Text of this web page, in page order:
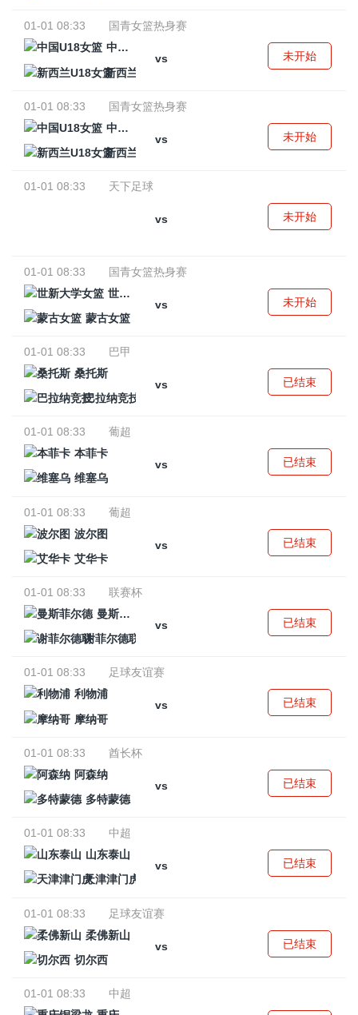
01-01 08:33
国青女篮热身赛
中国U18女篮
vs
新西兰U18女篮
未开始
01-01 08:33
国青女篮热身赛
中国U18女篮
vs
新西兰U18女篮
未开始
01-01 08:33 天下足球
vs 未开始
01-01 08:33
国青女篮热身赛
世新大学女篮
vs
蒙古女篮
未开始
01-01 08:33
巴甲
桑托斯
vs
巴拉纳竞技
已结束
01-01 08:33
葡超
本菲卡
vs
维塞乌
已结束
01-01 08:33
葡超
波尔图
vs
艾华卡
已结束
01-01 08:33
联赛杯
曼斯菲尔德
vs
谢菲尔德联
已结束
01-01 08:33
足球友谊赛
利物浦
vs
摩纳哥
已结束
01-01 08:33
酋长杯
阿森纳
vs
多特蒙德
已结束
01-01 08:33
中超
山东泰山
vs
天津津门虎
已结束
01-01 08:33
足球友谊赛
柔佛新山
vs
切尔西
已结束
01-01 08:33
中超